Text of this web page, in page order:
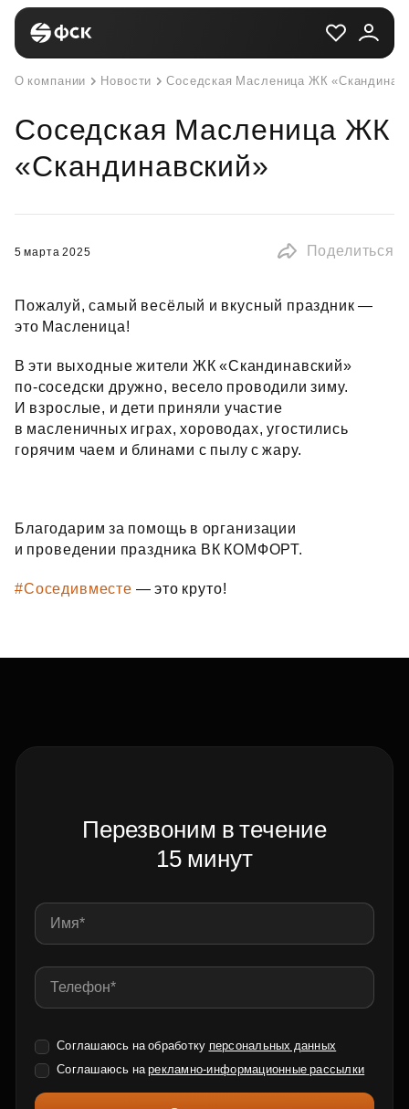
О компании Новости Соседская Масленица ЖК
Соседская Масленица ЖК
«Скандинавский»
5 марта 2025 Поделиться
Пожалуй, самый весёлый и вкусный праздник —
это Масленица!
В эти выходные жители ЖК «Скандинавский»
по‑соседски дружно, весело проводили зиму.
И взрослые, и дети приняли участие
в масленичных играх, хороводах, угостились
горячим чаем и блинами с пылу с жару.
Благодарим за помощь в организации
и проведении праздника ВК КОМФОРТ.
#Соседивместе — это круто!
Перезвоним в течение
15 минут
Соглашаюсь на обработку персональных данных
Соглашаюсь нарекламно-информационные рассылки